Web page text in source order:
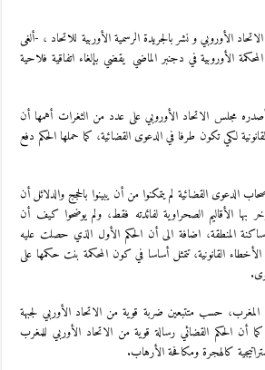
الأوروبي و نشر بالجريدة الرسمية الأوربية للاتحاد ، -ألغى
الأوروبية في دجنبر الماضي يقضي بإلغاء اتفاقية فلاحية
مجلس الاتحاد الأوروبي على عدد من الثغرات أهمها أن
لكي تكون طرفا في الدعوى القضائية، كما حملها الحكم دفع
الدعوى القضائية لم يتمكنوا من أن يبينوا بالحجج والدلائل أن
بها الأقاليم الصحراوية لفائدته فقط، ولم يوضحوا كيف أن
المنطقة، اضافة الى أن الحكم الأول الذي حصلت عليه
القانونية، تتمثل أساسا في كون المحكمة بنت حكمها على
المغرب، حسب متتبعين ضربة قوية من الاتحاد الأوربي لجبهة
كما أن الحكم القضائي رسالة قوية من الاتحاد الأوربي للمغرب
كالهجرة ومكافحة الأرهاب.